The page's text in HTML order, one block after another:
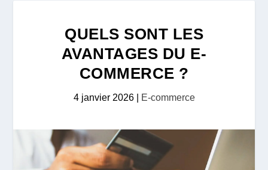
QUELS SONT LES
AVANTAGES DU E-
COMMERCE ?
4 janvier 2026| E-commerce